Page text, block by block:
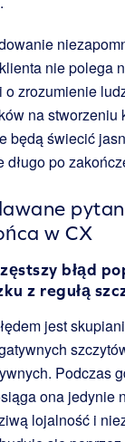
nie polega
o zrozumienie
na stworzeniu
będą świecić
długo po
w CX
błąd
z regułą
jest
Podczas
ona jedynie
lojalność i